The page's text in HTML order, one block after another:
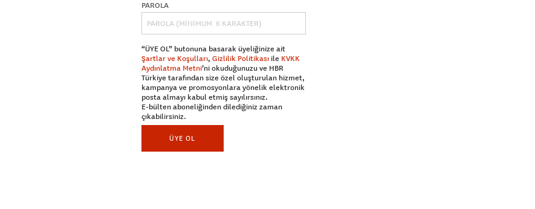
PAROLA
“ÜYE OL” butonuna basarak üyeliğinize ait
Şartlar ve Koşulları, Gizlilik Politikası ile KVKK
Aydınlatma Metni’ni okuduğunuzu ve HBR
Türkiye tarafından size özel oluşturulan hizmet,
kampanya ve promosyonlara yönelik elektronik
posta almayı kabul etmiş sayılırsınız.
E-bülten aboneliğinden dilediğiniz zaman
çıkabilirsiniz.
ÜYE OL